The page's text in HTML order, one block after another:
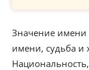
Значение имени
имени, судьба и